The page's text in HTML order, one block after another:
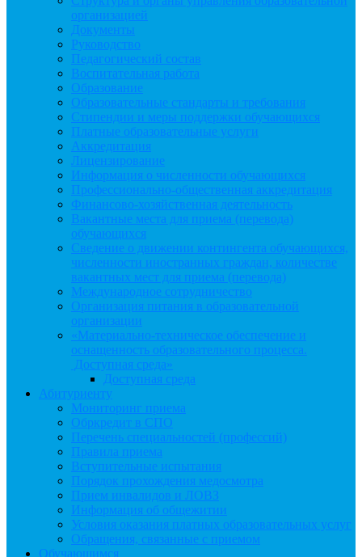
организацией
Документы
Руководство
Педагогический состав
Воспитательная работа
Образование
Образовательные стандарты и требования
Стипендии и меры поддержки обучающихся
Платные образовательные услуги
Аккредитация
Лицензирование
Информация о численности обучающихся
Профессионально-общественная аккредитация
Финансово-хозяйственная деятельность
Вакантные места для приема (перевода)
обучающихся
Сведение о движении контингента обучающихся,
численности иностранных граждан, количестве
вакантных мест для приема (перевода)
Международное сотрудничество
Организация питания в образовательной
организации
«Материально-техническое обеспечение и
оснащенность образовательного процесса.
Доступная среда»
Доступная среда
Абитуриенту
Мониторинг приема
Обркредит в СПО
Перечень специальностей (профессий)
Правила приема
Вступительные испытания
Порядок прохождения медосмотра
Прием инвалидов и ЛОВЗ
Информация об общежитии
Условия оказания платных образовательных услуг
Обращения, связанные с приемом
Обучающимся